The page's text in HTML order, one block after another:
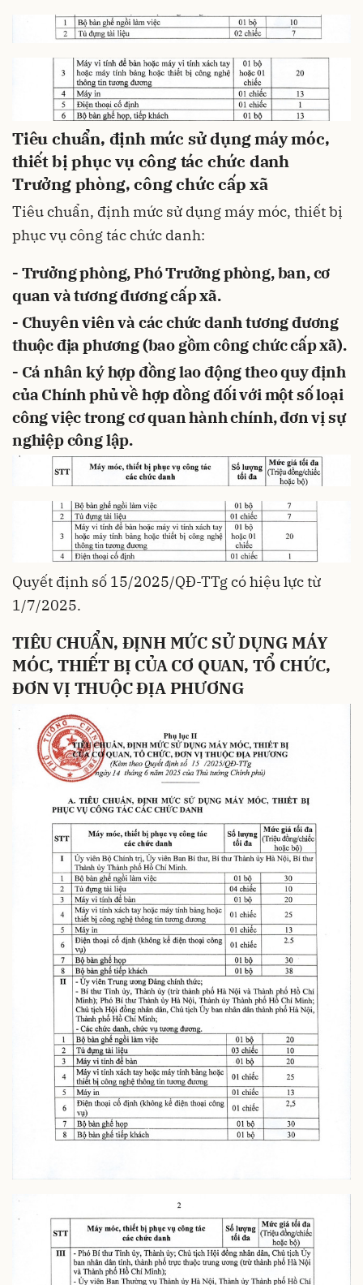
Tiêu chuẩn, định mức sử dụng máy móc,
thiết bị phục vụ công tác chức danh
Trưởng phòng, công chức cấp xã
Tiêu chuẩn, định mức sử dụng máy móc, thiết bị
phục vụ công tác chức danh:
- Trưởng phòng, Phó Trưởng phòng, ban, cơ
quan và tương đương cấp xã.
- Chuyên viên và các chức danh tương đương
thuộc địa phương (bao gồm công chức cấp xã).
- Cá nhân ký hợp đồng lao động theo quy định
của Chính phủ về hợp đồng đối với một số loại
công việc trong cơ quan hành chính, đơn vị sự
nghiệp công lập.
Quyết định số 15/2025/QĐ-TTg có hiệu lực từ
1/7/2025.
TIÊU CHUẨN, ĐỊNH MỨC SỬ DỤNG MÁY
MÓC, THIẾT BỊ CỦA CƠ QUAN, TỔ CHỨC,
ĐƠN VỊ THUỘC ĐỊA PHƯƠNG